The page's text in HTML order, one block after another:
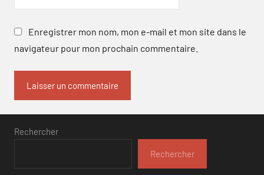
Enregistrer mon nom, mon e-mail et mon site dans le
navigateur pour mon prochain commentaire.
Rechercher
Rechercher